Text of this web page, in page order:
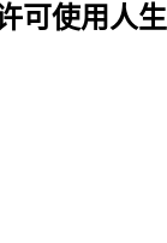
可使用人